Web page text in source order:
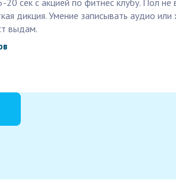
20 сек с акцией по фитнес клубу. Пол не
дикция. Умение записывать аудио или
выдам.